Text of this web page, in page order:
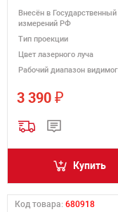
Внесён в
измерений РФ
Тип проекции
Цвет лазерного луча
Рабочий диапазон
3 390 ₽
Купить
Код товара: 680918